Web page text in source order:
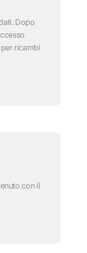
Dopo
ricambi
con il